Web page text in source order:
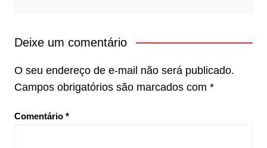
Deixe um comentário
O seu endereço de e-mail não será publicado.
Campos obrigatórios são marcados com *
Comentário *